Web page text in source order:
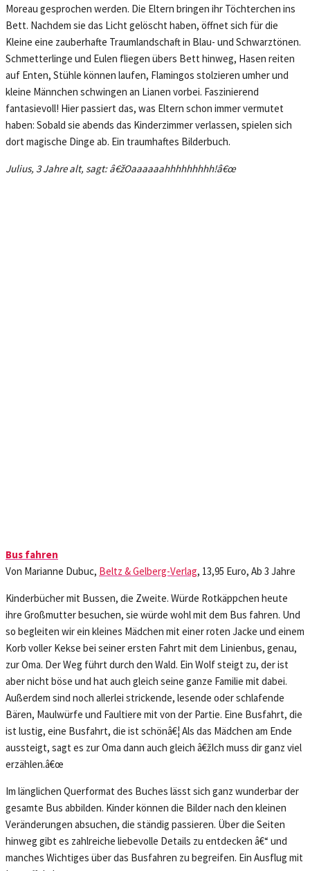
Moreau gesprochen werden. Die Eltern bringen ihr Töchterchen ins
Bett. Nachdem sie das Licht gelöscht haben, öffnet sich für die
Kleine eine zauberhafte Traumlandschaft in Blau- und Schwarztönen.
Schmetterlinge und Eulen fliegen übers Bett hinweg, Hasen reiten
auf Enten, Stühle können laufen, Flamingos stolzieren umher und
kleine Männchen schwingen an Lianen vorbei. Faszinierend
fantasievoll! Hier passiert das, was Eltern schon immer vermutet
haben: Sobald sie abends das Kinderzimmer verlassen, spielen sich
dort magische Dinge ab. Ein traumhaftes Bilderbuch.
Julius, 3 Jahre alt, sagt: â€žOaaaaaahhhhhhhhh!â€œ
Bus fahren
Von Marianne Dubuc, Beltz & Gelberg-Verlag, 13,95 Euro, Ab 3 Jahre
Kinderbücher mit Bussen, die Zweite. Würde Rotkäppchen heute
ihre Großmutter besuchen, sie würde wohl mit dem Bus fahren. Und
so begleiten wir ein kleines Mädchen mit einer roten Jacke und einem
Korb voller Kekse bei seiner ersten Fahrt mit dem Linienbus, genau,
zur Oma. Der Weg führt durch den Wald. Ein Wolf steigt zu, der ist
aber nicht böse und hat auch gleich seine ganze Familie mit dabei.
Außerdem sind noch allerlei strickende, lesende oder schlafende
Bären, Maulwürfe und Faultiere mit von der Partie. Eine Busfahrt, die
ist lustig, eine Busfahrt, die ist schönâ€¦ Als das Mädchen am Ende
aussteigt, sagt es zur Oma dann auch gleich â€žIch muss dir ganz viel
erzählen.â€œ
Im länglichen Querformat des Buches lässt sich ganz wunderbar der
gesamte Bus abbilden. Kinder können die Bilder nach den kleinen
Veränderungen absuchen, die ständig passieren. Über die Seiten
hinweg gibt es zahlreiche liebevolle Details zu entdecken â€“ und
manches Wichtiges über das Busfahren zu begreifen. Ein Ausflug mit